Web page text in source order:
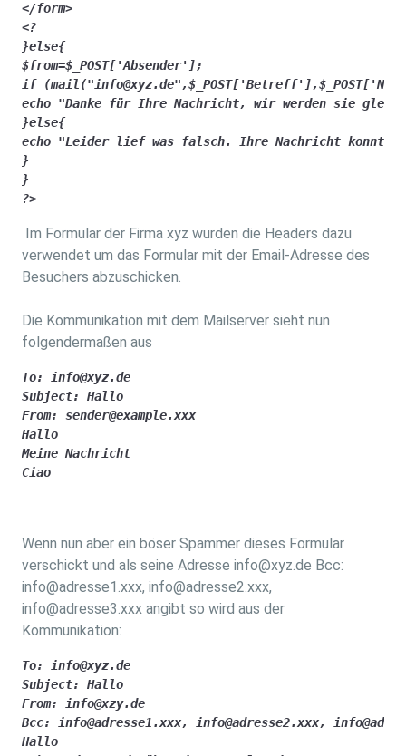
</form>
<?
}else{
$from=$_POST['Absender'];
if
echo "Danke für Ihre Nachricht, wir werden sie
}else{
echo "Leider lief was falsch. Ihre Nachricht konnte
}
}
?>
Im Formular der Firma xyz wurden die Headers dazu
verwendet um das Formular mit der Email-Adresse des
Besuchers abzuschicken.
Die Kommunikation mit dem Mailserver sieht nun
folgendermaßen aus
To: info@xyz.de
Subject: Hallo
From: sender@example.xxx
Hallo
Meine Nachricht
Ciao
Wenn nun aber ein böser Spammer dieses Formular
verschickt und als seine Adresse info@xyz.de Bcc:
info@adresse1.xxx, info@adresse2.xxx,
info@adresse3.xxx angibt so wird aus der
Kommunikation:
To: info@xyz.de
Subject: Hallo
From: info@xzy.de
Bcc: info@adresse1.xxx, info@adresse2.xxx,
Hallo